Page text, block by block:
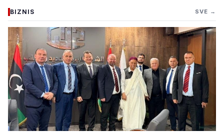
BIZNIS SVE →